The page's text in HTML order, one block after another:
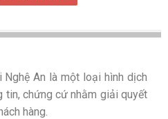
An là một loại hình dịch
tin, chứng cứ nhằm giải quyết
hàng.